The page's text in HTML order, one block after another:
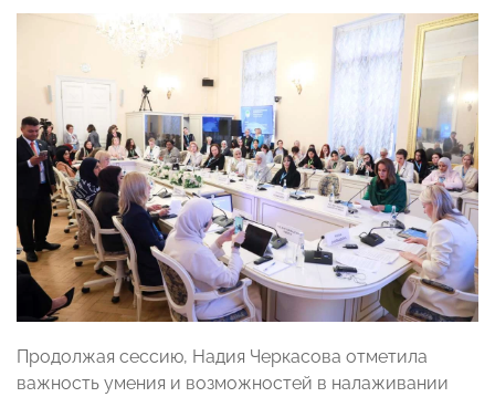
Продолжая сессию, Надия Черкасова отметила
важность умения и возможностей в налаживании